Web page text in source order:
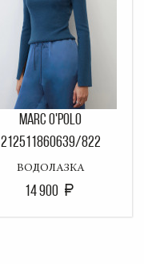
MARC O'POLO
212511860639/822
ВОДОЛАЗКА
14 900